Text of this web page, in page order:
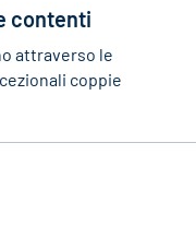
contenti
attraverso le
coppie